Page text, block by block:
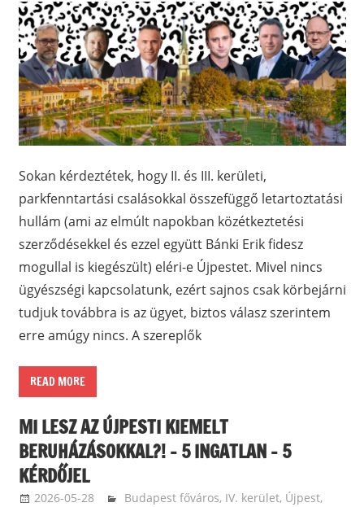
Sokan kérdeztétek, hogy II. és III. kerületi,
parkfenntartási csalásokkal összefüggő letartoztatási
hullám (ami az elmúlt napokban közétkeztetési
szerződésekkel és ezzel együtt Bánki Erik fidesz
mogullal is kiegészült) eléri-e Újpestet. Mivel nincs
ügyészségi kapcsolatunk, ezért sajnos csak körbejárni
tudjuk továbbra is az ügyet, biztos válasz szerintem
erre amúgy nincs. A szereplők
READ MORE
MI LESZ AZ ÚJPESTI KIEMELT
BERUHÁZÁSOKKAL?! – 5 INGATLAN – 5
KÉRDŐJEL
2026-05-28 ketfarkukutya
Budapest főváros, IV. kerület, Újpest,